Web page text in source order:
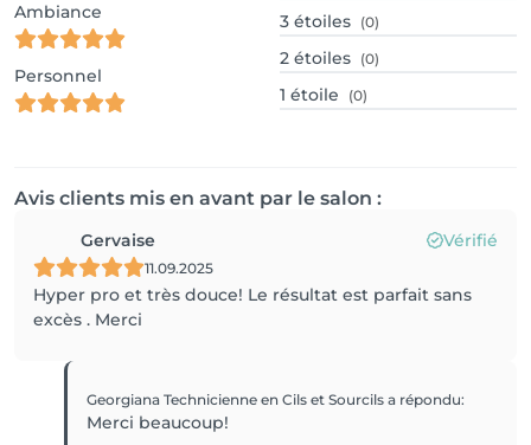
Ambiance
Personnel
3 étoiles (0)
2 étoiles (0)
1 étoile (0)
Avis clients mis en avant par le salon :
Gervaise Vérifié
11.09.2025
Hyper pro et très douce! Le résultat est parfait sans
excès . Merci
Georgiana Technicienne en Cils et Sourcilsa répondu:
Merci beaucoup!